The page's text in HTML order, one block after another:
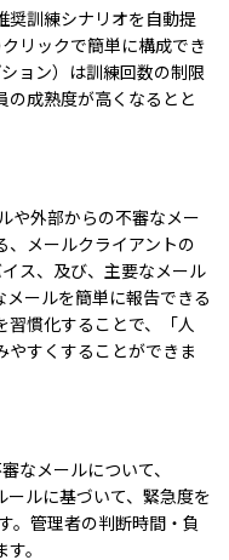
奨訓練シナリオを自動提
リックで簡単に構成でき
ョン）は訓練回数の制限
成熟度が高くなるとと
や外部からの不審なメー
、メールクライアントの
ス、及び、主要なメール
ールを簡単に報告できる
慣化することで、「人
やすくすることができま
なメールについて、
ルに基づいて、緊急度を
。管理者の判断時間・負
。